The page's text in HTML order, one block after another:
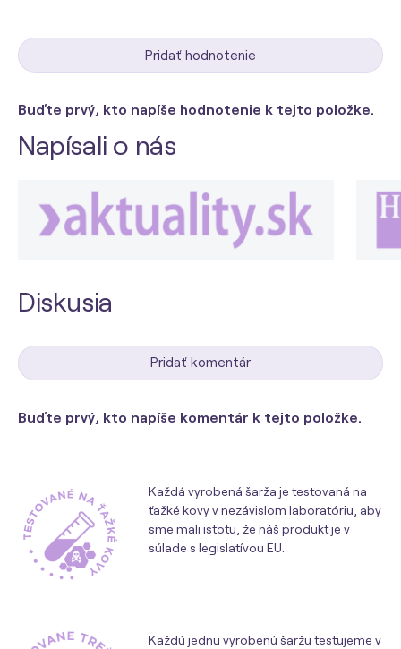
Pridať hodnotenie
Buďte prvý, kto napíše hodnotenie k tejto položke.
Napísali o nás
Diskusia
Pridať komentár
Buďte prvý, kto napíše komentár k tejto položke.
Každá vyrobená šarža je testovaná na
ťažké kovy v nezávislom laboratóriu, aby
sme mali istotu, že náš produkt je v
súlade s legislatívou EU.
Každú jednu vyrobenú šaržu testujeme v